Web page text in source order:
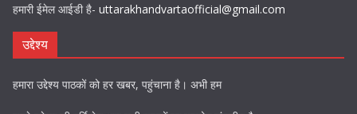
हमारी ईमेल आईडी है- uttarakhandvartaofficial@gmail.com
उद्देश्य
हमारा उद्देश्य पाठकों को हर खबर, पहुंचाना है। अभी हम